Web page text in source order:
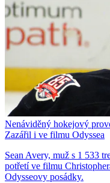
Nenáviděný hokejový
Zazářil i ve filmu Odyssea
Sean Avery, muž s 1 533
potřetí ve filmu
Odysseovy posádky.